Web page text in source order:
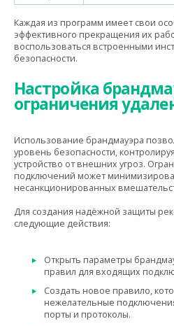
Каждая из программ имеет свои
эффективного прекращения их
воспользоваться встроенными
безопасности.
Настройка
ограничения
Использование брандмауэра
уровень безопасности,
устройство от внешних угроз.
подключений может
несанкционированных
Для создания надёжной защиты
следующие действия:
Открыть параметры
правил для входящих
Создать новое правило,
нежелательные
порты и протоколы.